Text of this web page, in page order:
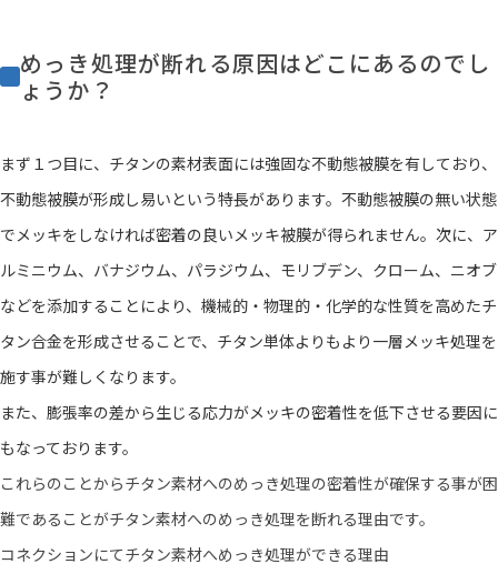
めっき処理が断れる原因はどこにあるのでし
ょうか？
まず１つ目に、チタンの素材表面には強固な不動態被膜を有しており、
不動態被膜が形成し易いという特長があります。不動態被膜の無い状態
でメッキをしなければ密着の良いメッキ被膜が得られません。次に、ア
ルミニウム、バナジウム、パラジウム、モリブデン、クローム、ニオブ
などを添加することにより、機械的・物理的・化学的な性質を高めたチ
タン合金を形成させることで、チタン単体よりもより一層メッキ処理を
施す事が難しくなります。
また、膨張率の差から生じる応力がメッキの密着性を低下させる要因に
もなっております。
これらのことからチタン素材へのめっき処理の密着性が確保する事が困
難であることがチタン素材へのめっき処理を断れる理由です。
コネクションにてチタン素材へめっき処理ができる理由